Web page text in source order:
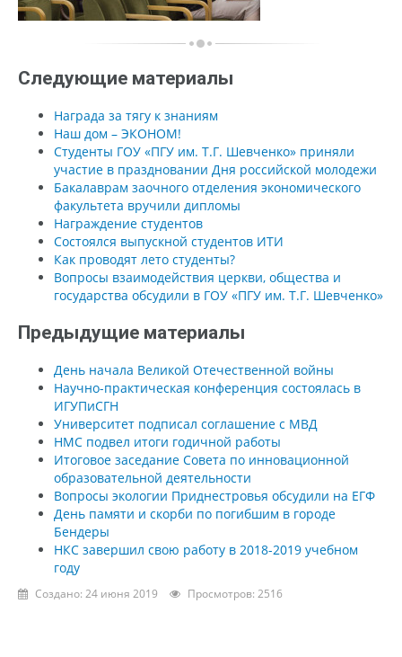
Следующие материалы
Награда за тягу к знаниям
Наш дом – ЭКОНОМ!
Студенты ГОУ «ПГУ им. Т.Г. Шевченко» приняли
участие в праздновании Дня российской молодежи
Бакалаврам заочного отделения экономического
факультета вручили дипломы
Награждение студентов
Состоялся выпускной студентов ИТИ
Как проводят лето студенты?
Вопросы взаимодействия церкви, общества и
государства обсудили в ГОУ «ПГУ им. Т.Г. Шевченко»
Предыдущие материалы
День начала Великой Отечественной войны
Научно-практическая конференция состоялась в
ИГУПиСГН
Университет подписал соглашение с МВД
НМС подвел итоги годичной работы
Итоговое заседание Совета по инновационной
образовательной деятельности
Вопросы экологии Приднестровья обсудили на ЕГФ
День памяти и скорби по погибшим в городе
Бендеры
НКС завершил свою работу в 2018-2019 учебном
году
Создано: 24 июня 2019 Просмотров: 2516